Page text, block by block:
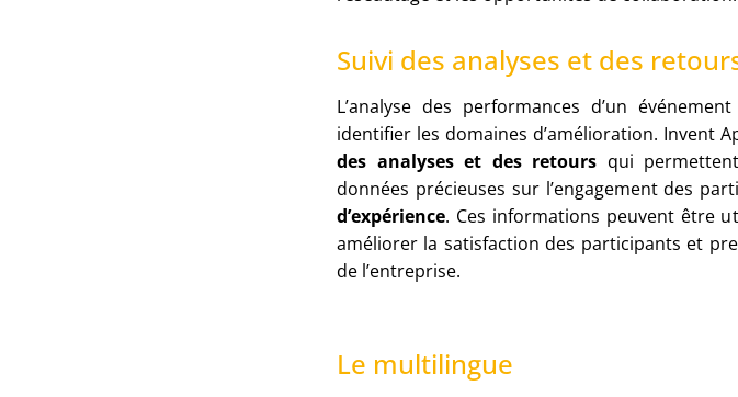
Suivi des analyses et des
L’analyse des performances d’un
identifier les domaines d’amélioration. Invent
des analyses et des retours qui
données précieuses sur l’engagement des
d’expérience. Ces informations peuvent être
améliorer la satisfaction des participants et
de l’entreprise.
Le multilingue